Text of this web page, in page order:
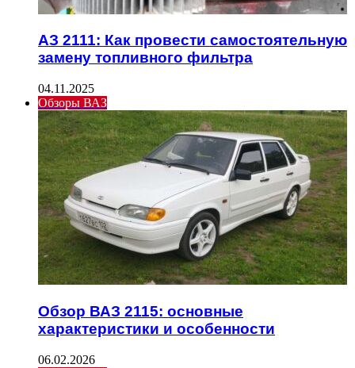
АЗ 2111: Как провести самостоятельную
замену топливного фильтра
04.11.2025
Обзоры ВАЗ
Обзор ВАЗ 2115: основные
характеристики и особенности
06.02.2026